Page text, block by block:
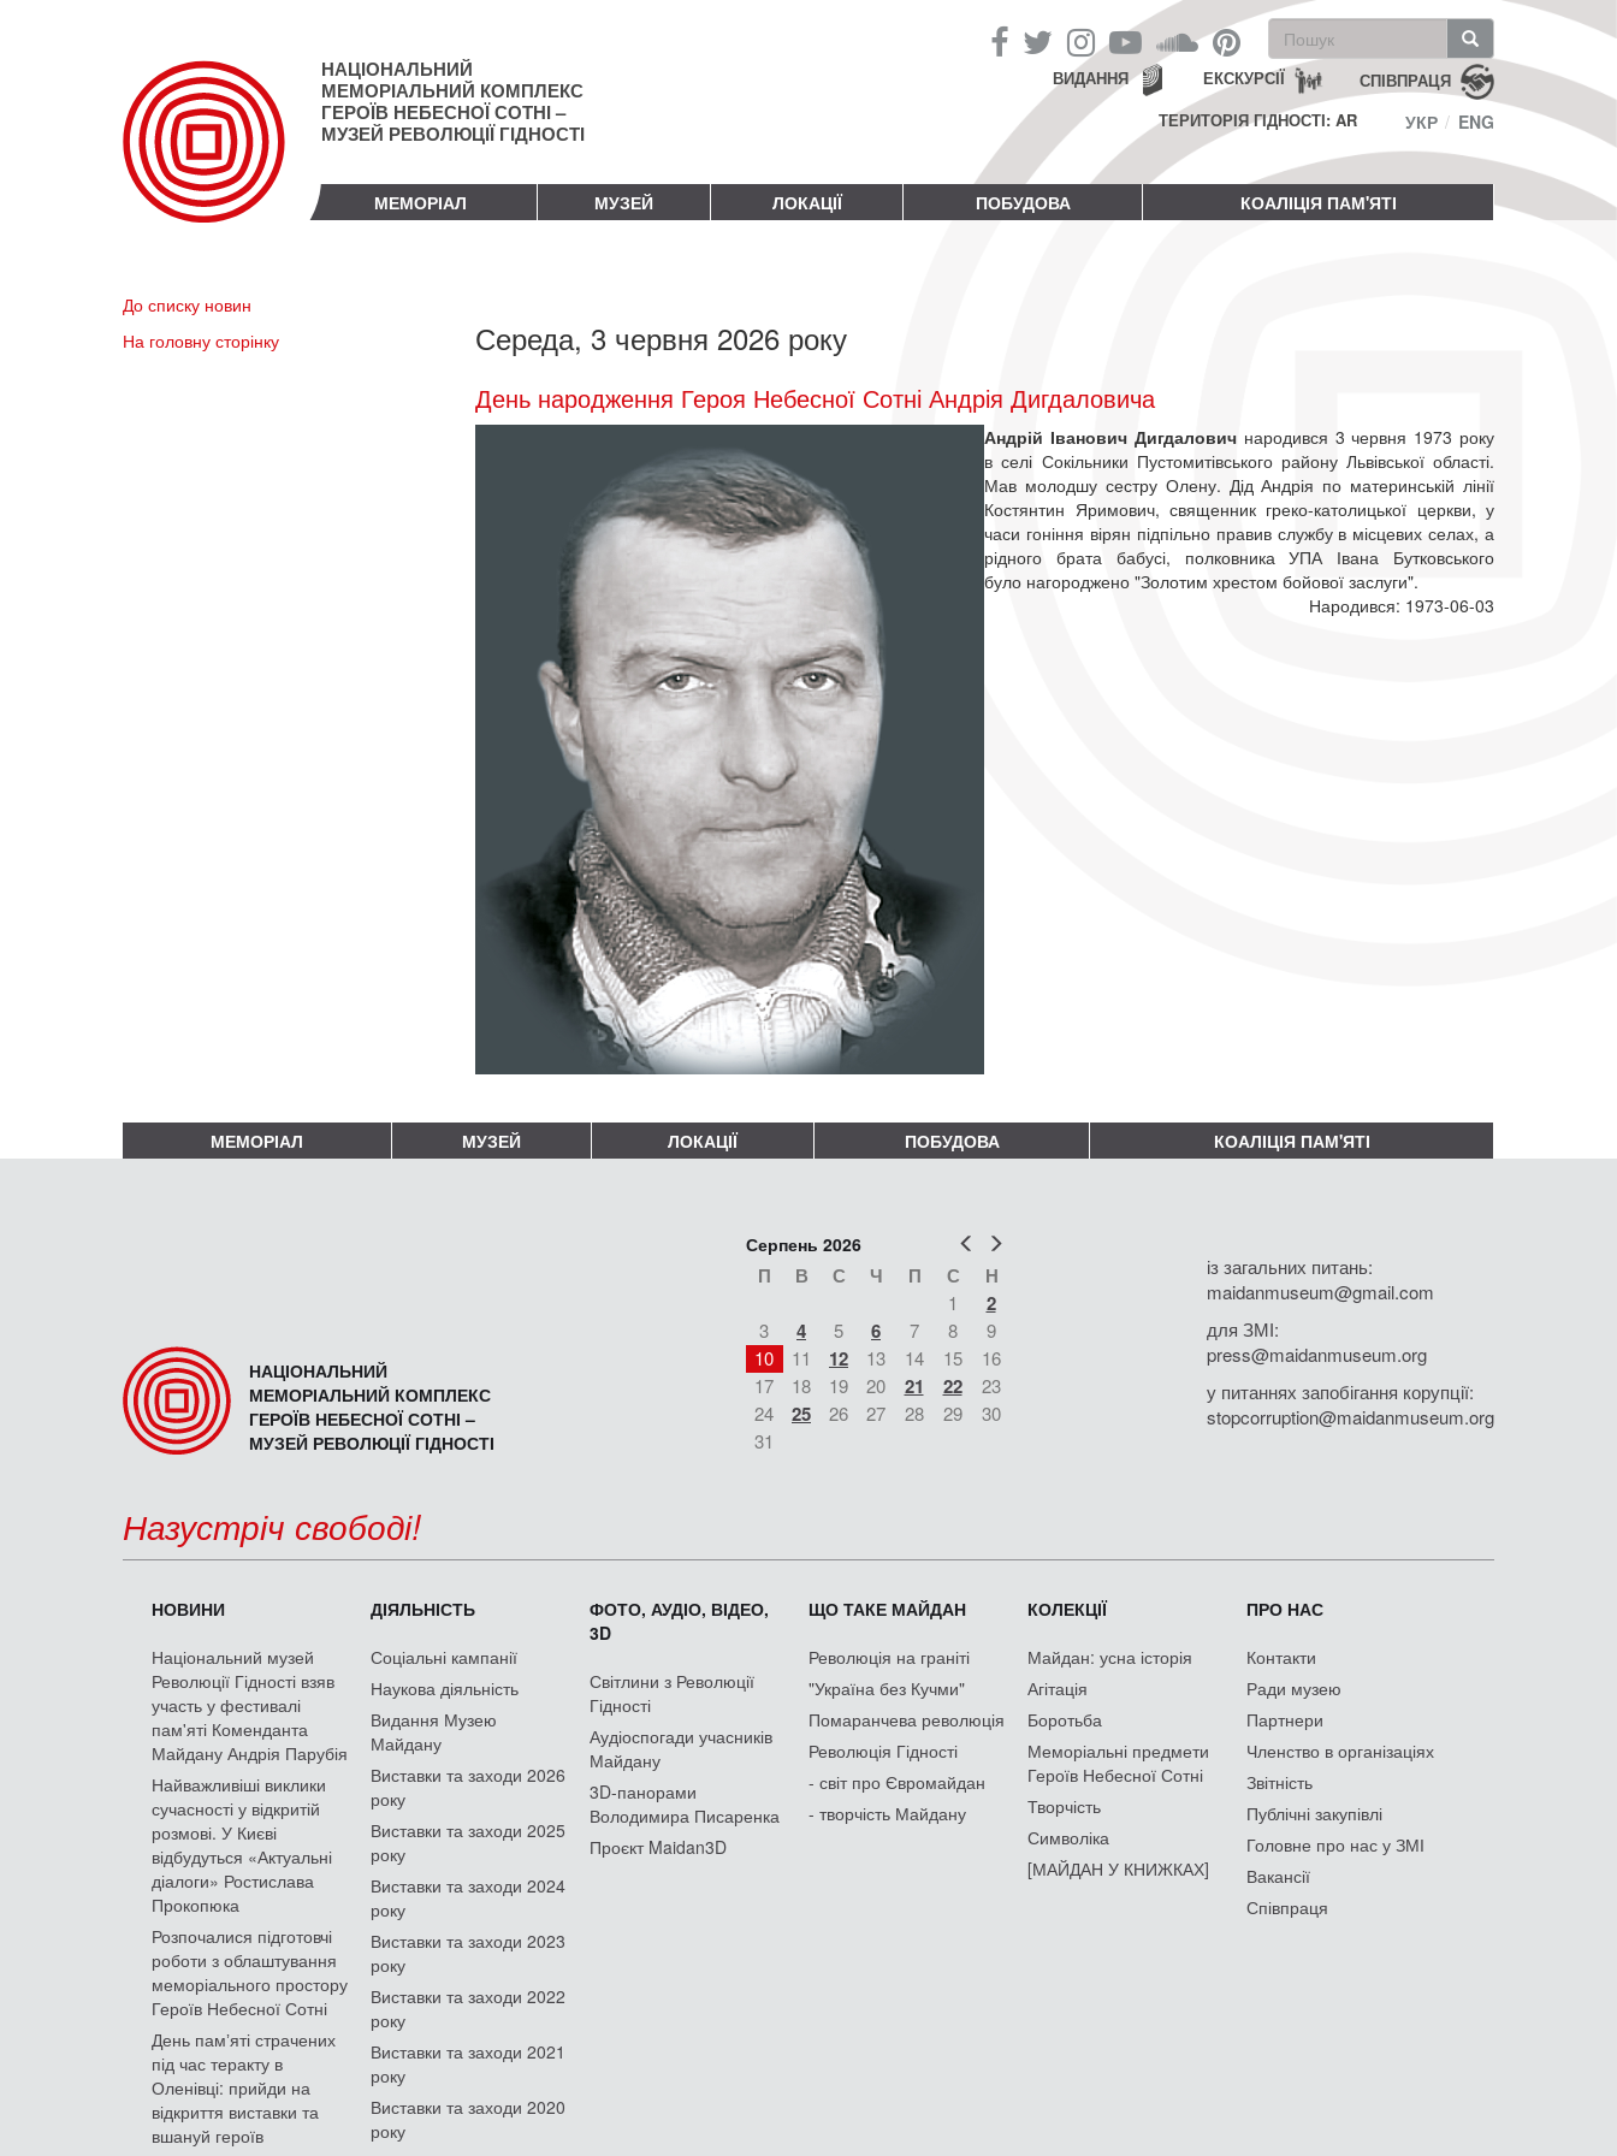
НАЦІОНАЛЬНИЙ
МЕМОРІАЛЬНИЙ КОМПЛЕКС
ГЕРОЇВ НЕБЕСНОЇ СОТНІ –
МУЗЕЙ РЕВОЛЮЦІЇ ГІДНОСТІ
Пошукова
форма
Пошук СПІВПРАЦЯ
ЕКСКУРСІЇ
ВИДАННЯ
ТЕРИТОРІЯ ГІДНОСТІ: AR
УКР ENG
МЕМОРІАЛ МУЗЕЙ ЛОКАЦІЇ ПОБУДОВА КОАЛІЦІЯ ПАМ'ЯТІ
До списку новин
На головну сторінку
Середа, 3 червня 2026 року
День народження Героя Небесної Сотні Андрія Дигдаловича
Андрій Іванович Дигдаловичнародився 3 червня 1973 року
в селі Сокільники Пустомитівського району Львівської області.
Мав молодшу сестру Олену. Дід Андрія по материнській лінії
Костянтин Яримович, священник греко-католицької церкви, у
часи гоніння вірян підпільно правив службу в місцевих селах, а
рідного брата бабусі, полковника УПА Івана Бутковського
було нагороджено "Золотим хрестом бойової заслуги".
Народився: 1973-06-03
МЕМОРІАЛ МУЗЕЙ ЛОКАЦІЇ ПОБУДОВА КОАЛІЦІЯ ПАМ'ЯТІ
НАЦІОНАЛЬНИЙ
МЕМОРІАЛЬНИЙ КОМПЛЕКС
ГЕРОЇВ НЕБЕСНОЇ СОТНІ –
МУЗЕЙ РЕВОЛЮЦІЇ ГІДНОСТІ
Попер
Серпень 2026
П В С Ч П С Н
1 2
3 4 5 6 7 8
9
10
11 12 13 14 15
16
17
18 19 20 21 22
23
24
25 26 27 28 29
30
31
із загальних питань:
maidanmuseum@gmail.com
для ЗМІ:
press@maidanmuseum.org
у питаннях запобігання корупції:
stopcorruption@maidanmuseum.org
Назустріч свободі!
НОВИНИ
Національний музей
Революції Гідності взяв
участь у фестивалі
пам'яті Коменданта
Майдану Андрія Парубія
Найважливіші виклики
сучасності у відкритій
розмові. У Києві
відбудуться «Актуальні
діалоги» Ростислава
Прокопюка
Розпочалися підготовчі
роботи з облаштування
меморіального простору
Героїв Небесної Сотні
День памʼяті страчених
під час теракту в
Оленівці: прийди на
відкриття виставки та
вшануй героїв
ДІЯЛЬНІСТЬ
Соціальні кампанії
Наукова діяльність
Видання Музею
Майдану
Виставки та заходи 2026
року
Виставки та заходи 2025
року
Виставки та заходи 2024
року
Виставки та заходи 2023
року
Виставки та заходи 2022
року
Виставки та заходи 2021
року
Виставки та заходи 2020
року
ФОТО, АУДІО, ВІДЕО,
3D
Світлини з Революції
Гідності
Аудіоспогади учасників
Майдану
3D-панорами
Володимира Писаренка
Проєкт Maidan3D
ЩО ТАКЕ МАЙДАН
Революція на граніті
"Україна без Кучми"
Помаранчева революція
Революція Гідності
- світ про Євромайдан
- творчість Майдану
КОЛЕКЦІЇ
Майдан: усна історія
Агітація
Боротьба
Меморіальні предмети
Героїв Небесної Сотні
Творчість
Символіка
[МАЙДАН У КНИЖКАХ]
ПРО НАС
Контакти
Ради музею
Партнери
Членство в організаціях
Звітність
Публічні закупівлі
Головне про нас у ЗМІ
Вакансії
Співпраця